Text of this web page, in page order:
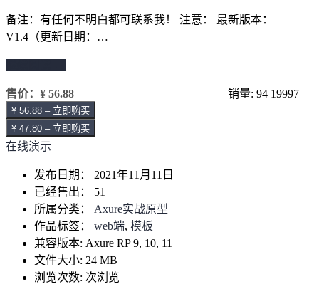
备注：有任何不明白都可联系我！ 注意： 最新版本：
V1.4（更新日期：…
售价： ¥ 56.88 销量: 94 19997
¥ 56.88 – 立即购买
¥ 47.80 – 立即购买
在线演示
发布日期：
2021年11月11日
已经售出：
51
所属分类：
Axure实战原型
作品标签：
web端, 模板
兼容版本: Axure RP 9, 10, 11
文件大小: 24 MB
浏览次数: 次浏览